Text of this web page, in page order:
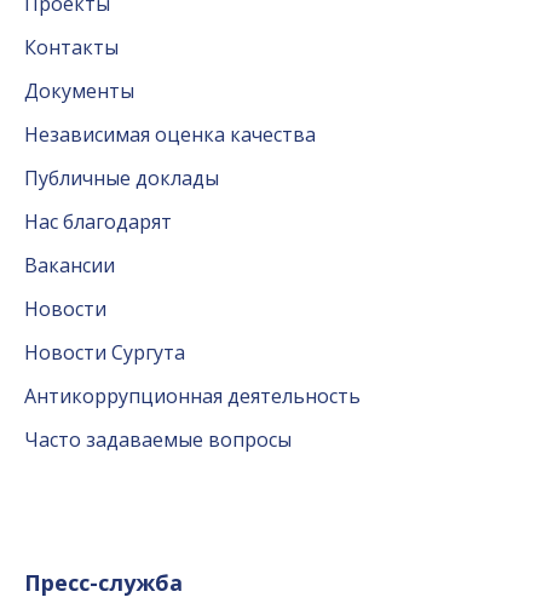
Контакты
Документы
Независимая оценка качества
Публичные доклады
Нас благодарят
Вакансии
Новости
Новости Сургута
Антикоррупционная деятельность
Часто задаваемые вопросы
Пресс-служба